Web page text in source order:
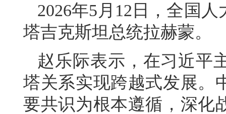
2026年5月12日，全国
塔吉克斯坦总统拉赫蒙。
赵乐际表示，在习近平
塔关系实现跨越式发展。
要共识为根本遵循，深化